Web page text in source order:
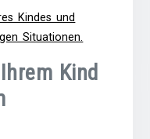
Kindes und
Situationen.
Kind